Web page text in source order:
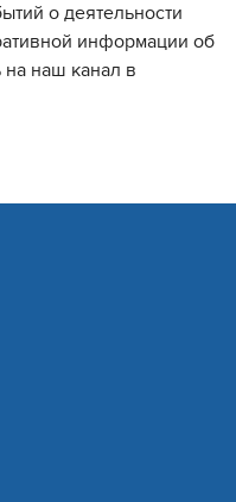
о деятельности
информации об
наш канал в